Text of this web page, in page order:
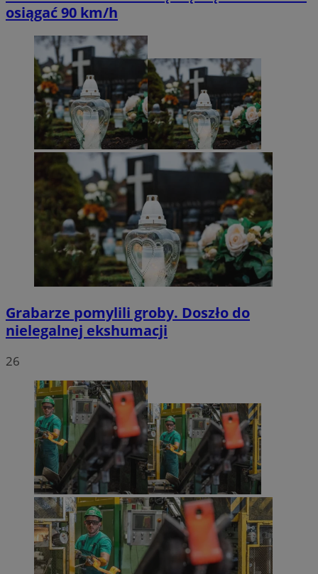
osiągać 90 km/h
Grabarze pomylili groby. Doszło do
nielegalnej ekshumacji
26